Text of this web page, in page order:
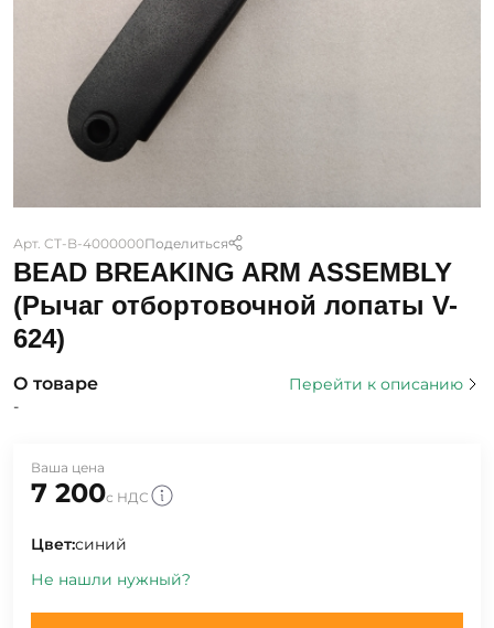
Арт. CT-B-4000000Поделиться
BEAD BREAKING ARM ASSEMBLY
(Рычаг отбортовочной лопаты V-
624)
О товаре
Перейти к описанию
-
Ваша цена
7 200с НДС
Цвет:синий
Не нашли нужный?